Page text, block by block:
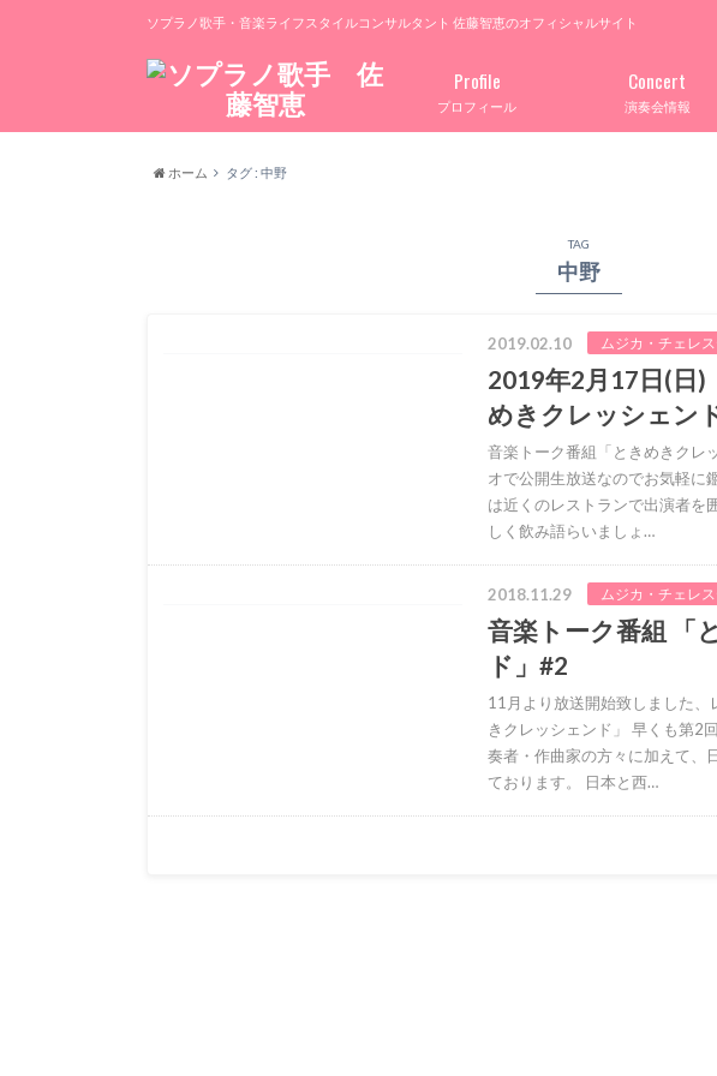
ソプラノ歌手・音楽ライフスタイルコンサルタント 佐藤智恵のオフィシャルサイト
プロフィール
Profile
演奏会情報
Concert
ホーム タグ : 中野
TAG
中野
2019.02.10 ムジカ・チェレ
2019年2月17日(日
めきクレッシェン
音楽トーク番組「ときめきクレ
オで公開生放送なのでお気軽に
は近くのレストランで出演者を
しく飲み語らいましょ…
2018.11.29 ムジカ・チェレ
音楽トーク番組 「
ド」#2
11月より放送開始致しました
きクレッシェンド」 早くも第2
奏者・作曲家の方々に加えて、
ております。 日本と西…